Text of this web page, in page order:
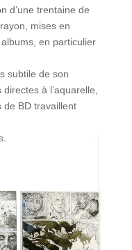
d’une trentaine de
mises en
en particulier
subtile de son
à l’aquarelle,
de BD travaillent